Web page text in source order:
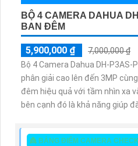
BỘ 4 CAMERA DAHUA
BAN ĐÊM
5,900,000 ₫
7,000,000 ₫
Bộ 4 Camera Dahua DH-
phân giải cao lên đến 3MP
đêm hiệu quả với tầm nhìn xa
bên cạnh đó là khả năng giúp
👸 BẢNG ĐIỂM CAMERA